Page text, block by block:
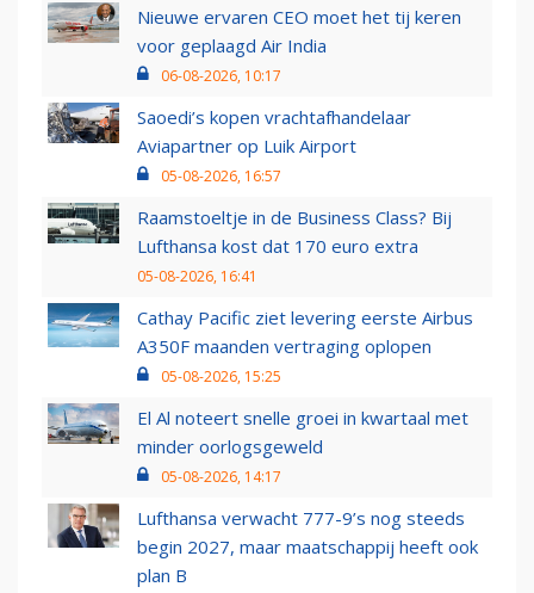
Nieuwe ervaren CEO moet het tij keren
voor geplaagd Air India
06-08-2026, 10:17
Saoedi’s kopen vrachtafhandelaar
Aviapartner op Luik Airport
05-08-2026, 16:57
Raamstoeltje in de Business Class? Bij
Lufthansa kost dat 170 euro extra
05-08-2026, 16:41
Cathay Pacific ziet levering eerste Airbus
A350F maanden vertraging oplopen
05-08-2026, 15:25
El Al noteert snelle groei in kwartaal met
minder oorlogsgeweld
05-08-2026, 14:17
Lufthansa verwacht 777-9’s nog steeds
begin 2027, maar maatschappij heeft ook
plan B